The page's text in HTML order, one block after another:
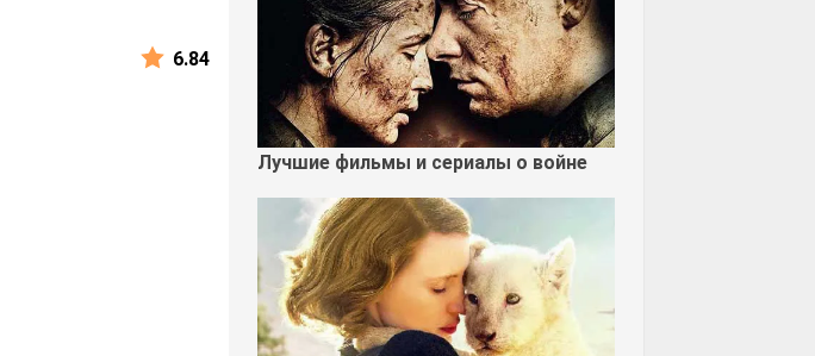
6.84
Лучшие фильмы и сериалы о войне